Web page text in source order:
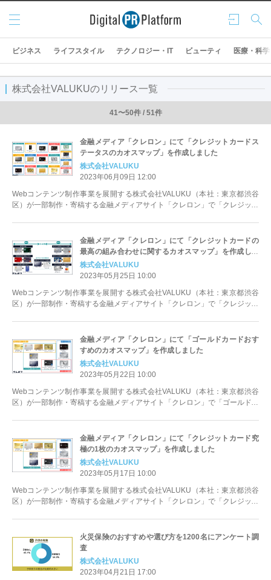
ログ
イン
検索
メニ
ュー
ビジネス ライフスタイル テクノロジー・IT ビューティ 医療・科学
株式会社VALUKUのリリース一覧
41〜50件 / 51件
金融メディア「クレロン」にて「クレジットカードス
テータスのカオスマップ」を作成しました
株式会社VALUKU
2023年06月09日 12:00
Webコンテンツ制作事業を展開する株式会社VALUKU（本社：東京都渋谷
区）が一部制作・寄稿する金融メディアサイト「クレロン」で「クレジット
金融メディア「クレロン」にて「クレジットカードの
最高の組み合わせに関するカオスマップ」を作成しま
した
株式会社VALUKU
2023年05月25日 10:00
Webコンテンツ制作事業を展開する株式会社VALUKU（本社：東京都渋谷
区）が一部制作・寄稿する金融メディアサイト「クレロン」で「クレジット
金融メディア「クレロン」にて「ゴールドカードおす
すめのカオスマップ」を作成しました
株式会社VALUKU
2023年05月22日 10:00
Webコンテンツ制作事業を展開する株式会社VALUKU（本社：東京都渋谷
区）が一部制作・寄稿する金融メディアサイト「クレロン」で「ゴールドカ
金融メディア「クレロン」にて「クレジットカード究
極の1枚のカオスマップ」を作成しました
株式会社VALUKU
2023年05月17日 10:00
Webコンテンツ制作事業を展開する株式会社VALUKU（本社：東京都渋谷
区）が一部制作・寄稿する金融メディアサイト「クレロン」で「クレジット
火災保険のおすすめや選び方を1200名にアンケート調
査
株式会社VALUKU
2023年04月21日 17:00